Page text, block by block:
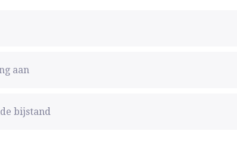
aan
bijstand